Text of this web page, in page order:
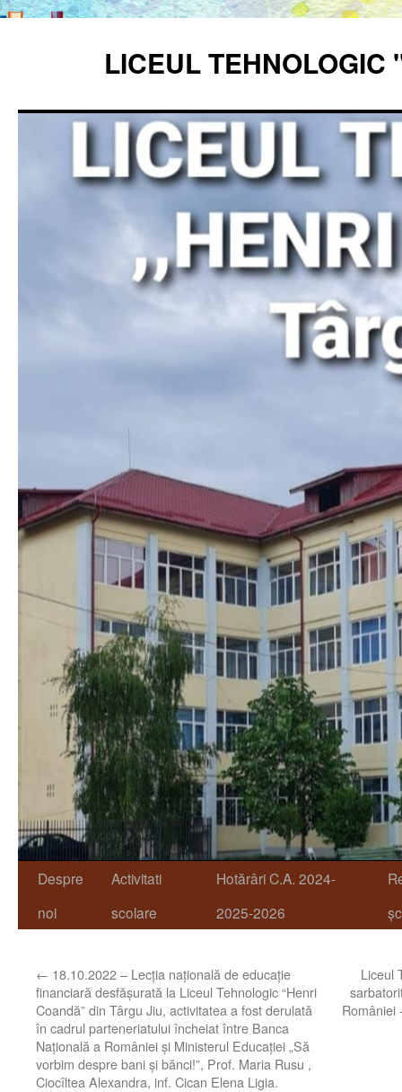
LICEUL
Despre
noi
Activitati
scolare
Hotărâri C.A. 2024-
2025-2026
← 18.10.2022 – Lecția națională de educație
financiară desfășurată la Liceul Tehnologic “Henri
Coandă” din Târgu Jiu, activitatea a fost derulată
în cadrul parteneriatului încheiat între Banca
Națională a României și Ministerul Educației „Să
vorbim despre bani și bănci!”, Prof. Maria Rusu ,
Ciocîltea Alexandra, inf. Cican Elena Ligia.
Liceul
României